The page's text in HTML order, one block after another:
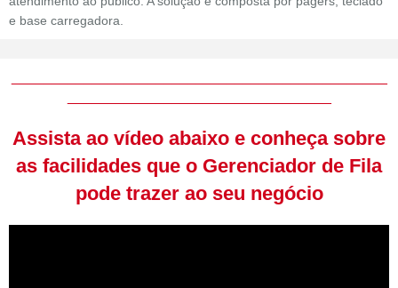
e base carregadora.
Assista ao vídeo abaixo e conheça sobre
as facilidades que o Gerenciador de Fila
pode trazer ao seu negócio